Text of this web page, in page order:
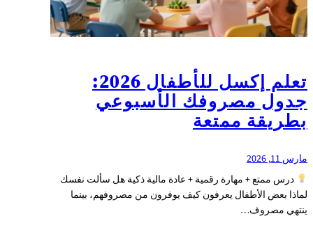
تعلم إكسل للأطفال 2026:
جدول مصروفك الأسبوعي
بطريقة ممتعة
مارس 11, 2026
درس ممتع + مهارة رقمية + عادة مالية ذكية هل سألت نفسك
لماذا بعض الأطفال يعرفون كيف يوفرون من مصروفهم، بينما
ينتهي مصروف…